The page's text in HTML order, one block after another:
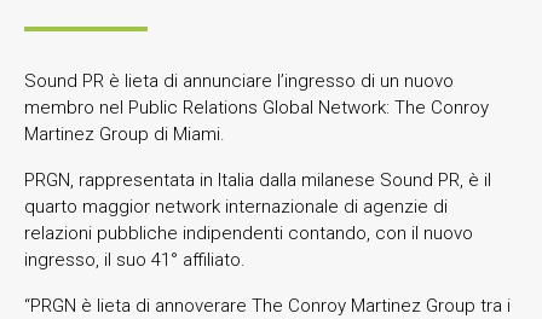
Sound PR è lieta di annunciare l’ingresso di un nuovo
membro nel Public Relations Global Network: The Conroy
Martinez Group di Miami.
PRGN, rappresentata in Italia dalla milanese Sound PR, è il
quarto maggior network internazionale di agenzie di
relazioni pubbliche indipendenti contando, con il nuovo
ingresso, il suo 41° affiliato.
“PRGN è lieta di annoverare The Conroy Martinez Group tra i